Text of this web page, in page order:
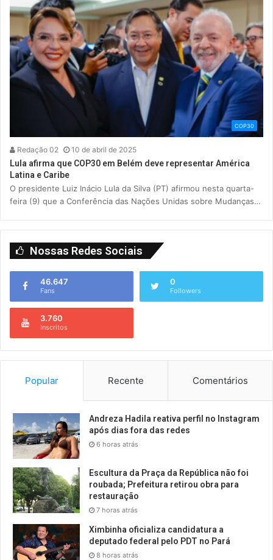
COP30
Redação 02 10 de abril de 2025
Lula afirma que COP30 em Belém deve representar América
Latina e Caribe
O presidente Luiz Inácio Lula da Silva (PT) afirmou nesta quarta-
feira (9) que a Conferência das Nações Unidas sobre Mudanças…
Nossas Redes Sociais
46.647
Fans
0
Followers
3.760
Inscritos
Popular Recente Comentários
Andreza Hadila reativa perfil no Instagram
após dias fora das redes
6 horas atrás
Escultura da Praça da República não foi
roubada; Prefeitura retirou obra para
restauração
7 horas atrás
Ximbinha oficializa candidatura a
deputado federal pelo PDT no Pará
8 horas atrás